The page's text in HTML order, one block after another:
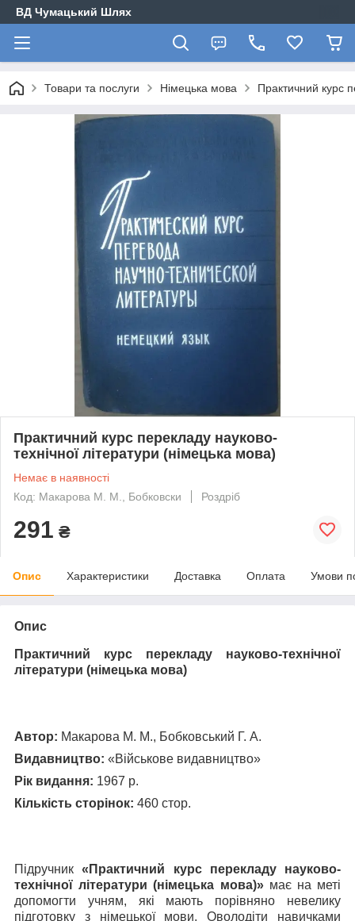
ВД Чумацький Шлях
Товари та послуги Німецька мова Практичний курс
Практичний курс перекладу науково-
технічної літератури (німецька мова)
Немає в наявності
Код: Макарова М. М., Бобковски
Роздріб
291 ₴
Опис Характеристики Доставка Оплата Умови
Опис
Практичний курс перекладу науково-технічної
літератури (німецька мова)
Автор: Макарова М. М., Бобковський Г. А.
Видавництво: «Військове видавництво»
Рік видання: 1967 р.
Кількість сторінок: 460 стор.
Підручник«Практичний курс перекладу науково-
технічної літератури (німецька мова)»має на меті
допомогти учням, які мають порівняно невелику
підготовку з німецької мови. Оволодіти навичками